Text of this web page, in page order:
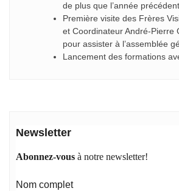
de plus que l’année
Première visite des Frères
et Coordinateur André-Pierre
pour assister à l’assemblée
Lancement des formations
Newsletter
Abonnez-vous à notre newsletter!
Nom complet